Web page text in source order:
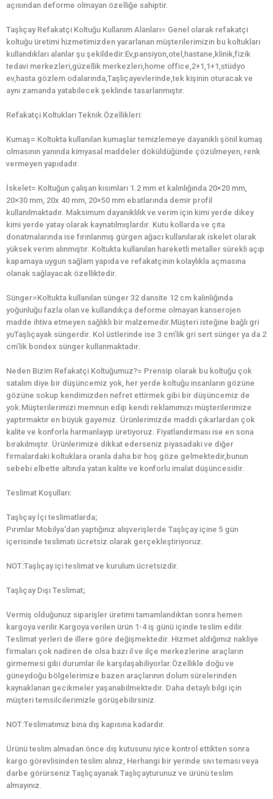
açısından deforme olmayan özelliğe sahiptir.
Taşlıçay Refakatçi Koltuğu Kullanım Alanları= Genel olarak refakatçi
koltuğu üretimi hizmetimizden yararlanan müşterilerimizin bu koltukları
kullandıkları alanlar şu şekildedir:Ev,pansiyon,otel,hastane,klinik,fizik
tedavi merkezleri,güzellik merkezleri,home office,2+1,1+1,stüdyo
ev,hasta gözlem odalarında,Taşlıçayevlerinde,tek kişinin oturacak ve
aynı zamanda yatabilecek şeklinde tasarlanmıştır.
Refakatçi Koltukları Teknik Özellikleri:
Kumaş= Koltukta kullanılan kumaşlar temizlemeye dayanıklı şönil kumaş
olmasının yanında kimyasal maddeler döküldüğünde çözülmeyen, renk
vermeyen yapıdadır.
İskelet= Koltuğun çalışan kısımları 1.2 mm et kalınlığında 20×20 mm,
20×30 mm, 20x 40 mm, 20×50 mm ebatlarında demir profil
kullanılmaktadır. Maksimum dayanıklılık ve verim için kimi yerde dikey
kimi yerde yatay olarak kaynatılmışlardır. Kutu kollarda ve çıta
donatmalarında ise fırınlanmış gürgen ağacı kullanılarak iskelet olarak
yüksek verim alınmıştır. Koltukta kullanılan hareketli metaller sürekli açıp
kapamaya uygun sağlam yapıda ve refakatçinin kolaylıkla açmasına
olanak sağlayacak özelliktedir.
Sünger=Koltukta kullanılan sünger 32 dansite 12 cm kalınlığında
yoğunluğu fazla olan ve kullandıkça deforme olmayan kanserojen
madde ihtiva etmeyen sağlıklı bir malzemedir.Müşteri isteğine bağlı gri
yuTaşlıçayak süngerdir. Kol üstlerinde ise 3 cm’lik gri sert sünger ya da 2
cm’lik bondex sünger kullanmaktadır.
Neden Bizim Refakatçi Koltuğumuz?= Prensip olarak bu koltuğu çok
satalım diye bir düşüncemiz yok, her yerde koltuğu insanların gözüne
gözüne sokup kendimizden nefret ettirmek gibi bir düşüncemiz de
yok.Müşterilerimizi memnun edip kendi reklamımızı müşterilerimize
yaptırmaktır en büyük gayemiz. Ürünlerimizde maddi çıkarlardan çok
kalite ve konforla harmanlayıp üretiyoruz. Fiyatlandırması ise en sona
bırakılmıştır. Ürünlerimize dikkat ederseniz piyasadaki ve diğer
firmalardaki koltuklara oranla daha bir hoş göze gelmektedir,bunun
sebebi elbette altında yatan kalite ve konforlu imalat düşüncesidir.
Teslimat Koşulları:
Taşlıçay İçi teslimatlarda;
Pırımlar Mobilya‘dan yaptığınız alışverişlerde Taşlıçay içine 5 gün
içerisinde teslimatı ücretsiz olarak gerçekleştiriyoruz.
NOT:Taşlıçay içi teslimat ve kurulum ücretsizdir.
Taşlıçay Dışı Teslimat;
Vermiş olduğunuz siparişler üretimi tamamlandıktan sonra hemen
kargoya verilir.Kargoya verilen ürün 1-4 iş günü içinde teslim edilir.
Teslimat yerleri de illere göre değişmektedir. Hizmet aldığımız nakliye
firmaları çok nadiren de olsa bazı il ve ilçe merkezlerine araçların
girmemesi gibi durumlar ile karşılaşabiliyorlar.Özellikle doğu ve
güneydoğu bölgelerimize bazen araçlarının dolum sürelerinden
kaynaklanan gecikmeler yaşanabilmektedir. Daha detaylı bilgi için
müşteri temsilcilerimizle görüşebilirsiniz.
NOT:Teslimatımız bina dış kapısına kadardır.
Ürünü teslim almadan önce dış kutusunu iyice kontrol ettikten sonra
kargo görevlisinden teslim alınız, Herhangi bir yerinde sıvı teması veya
darbe görürseniz Taşlıçayanak Taşlıçayturunuz ve ürünü teslim
almayınız.